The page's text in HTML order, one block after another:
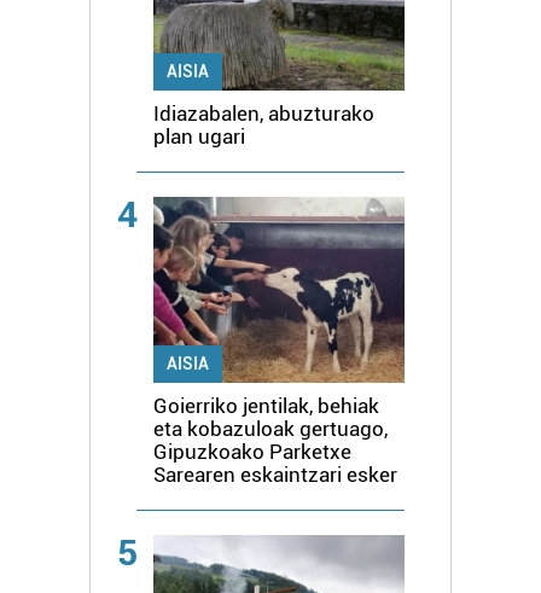
AISIA
Idiazabalen, abuzturako
plan ugari
4
AISIA
Goierriko jentilak, behiak
eta kobazuloak gertuago,
Gipuzkoako Parketxe
Sarearen eskaintzari esker
5